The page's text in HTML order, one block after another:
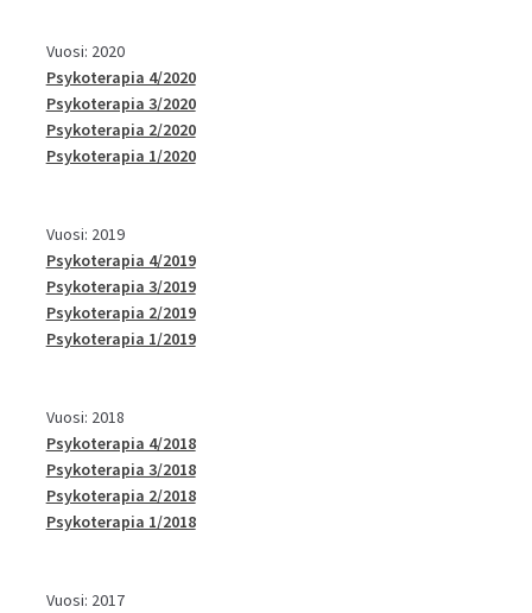
Vuosi: 2020
Psykoterapia 4/2020
Psykoterapia 3/2020
Psykoterapia 2/2020
Psykoterapia 1/2020
Vuosi: 2019
Psykoterapia 4/2019
Psykoterapia 3/2019
Psykoterapia 2/2019
Psykoterapia 1/2019
Vuosi: 2018
Psykoterapia 4/2018
Psykoterapia 3/2018
Psykoterapia 2/2018
Psykoterapia 1/2018
Vuosi: 2017